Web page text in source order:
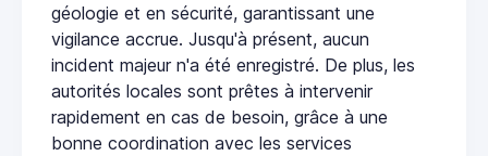
géologie et en sécurité, garantissant une
vigilance accrue. Jusqu'à présent, aucun
incident majeur n'a été enregistré. De plus, les
autorités locales sont prêtes à intervenir
rapidement en cas de besoin, grâce à une
bonne coordination avec les services